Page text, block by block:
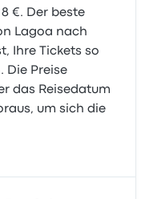
€. Der beste
Lagoa nach
Ihre Tickets so
Die Preise
das Reisedatum
um sich die